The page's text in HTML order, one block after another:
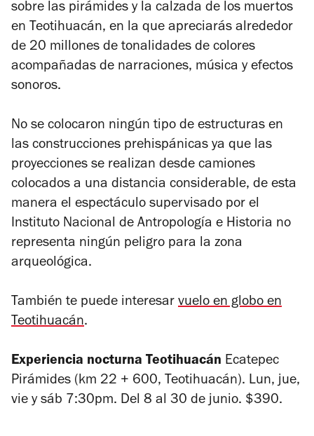
sobre las pirámides y la calzada de los muertos
en Teotihuacán, en la que apreciarás alrededor
de 20 millones de tonalidades de colores
acompañadas de narraciones, música y efectos
sonoros.
No se colocaron ningún tipo de estructuras en
las construcciones prehispánicas ya que las
proyecciones se realizan desde camiones
colocados a una distancia considerable, de esta
manera el espectáculo supervisado por el
Instituto Nacional de Antropología e Historia no
representa ningún peligro para la zona
arqueológica.
También te puede interesar vuelo en globo en
Teotihuacán.
Experiencia nocturna Teotihuacán Ecatepec
Pirámides (km 22 + 600, Teotihuacán). Lun, jue,
vie y sáb 7:30pm. Del 8 al 30 de junio. $390.